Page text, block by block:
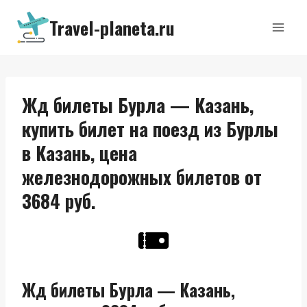
Перейти
содержимому
Travel-planeta.ru
Жд билеты Бурла — Казань,
купить билет на поезд из Бурлы
в Казань, цена
железнодорожных билетов от
3684 руб.
Жд билеты Бурла — Казань,